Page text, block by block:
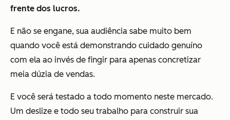
frente dos lucros.
E não se engane, sua audiência sabe muito bem
quando você está demonstrando cuidado genuíno
com ela ao invés de fingir para apenas concretizar
meia dúzia de vendas.
E você será testado a todo momento neste mercado.
Um deslize e todo seu trabalho para construir sua